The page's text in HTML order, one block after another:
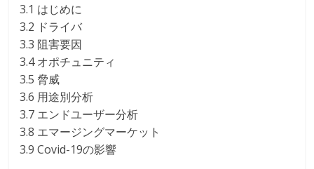
3.1 はじめに
3.2 ドライバ
3.3 阻害要因
3.4 オポチュニティ
3.5 脅威
3.6 用途別分析
3.7 エンドユーザー分析
3.8 エマージングマーケット
3.9 Covid-19の影響